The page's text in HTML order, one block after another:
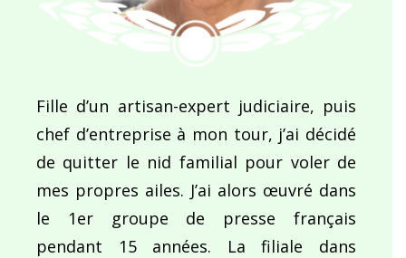
Fille d’un artisan-expert judiciaire, puis
chef d’entreprise à mon tour, j’ai décidé
de quitter le nid familial pour voler de
mes propres ailes. J’ai alors œuvré dans
le 1er groupe de presse français
pendant 15 années. La filiale dans